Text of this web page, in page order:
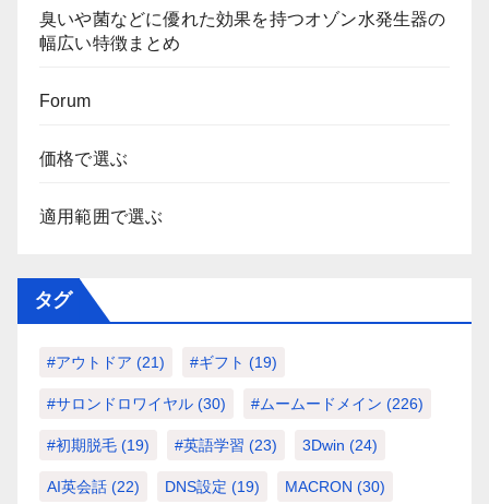
臭いや菌などに優れた効果を持つオゾン水発生器の
幅広い特徴まとめ
Forum
価格で選ぶ
適用範囲で選ぶ
タグ
#アウトドア (21) #ギフト (19)
#サロンドロワイヤル (30) #ムームードメイン (226)
#初期脱毛 (19) #英語学習 (23) 3Dwin (24)
AI英会話 (22) DNS設定 (19) MACRON (30)